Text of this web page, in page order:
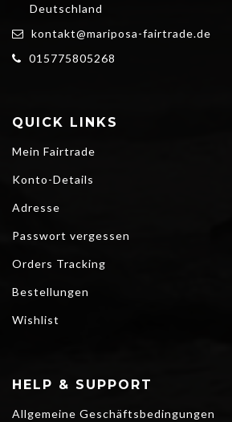
Deutschland
kontakt@mariposa-fairtrade.de
015775805268
QUICK LINKS
Mein Fairtrade
Konto-Details
Adresse
Passwort vergessen
Orders Tracking
Bestellungen
Wishlist
HELP & SUPPORT
Allgemeine Geschäftsbedingungen